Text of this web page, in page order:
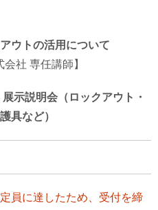
ウトの活用について
社 専任講師】
示説明会（ロックアウト・
具など）
員に達したため、受付を締